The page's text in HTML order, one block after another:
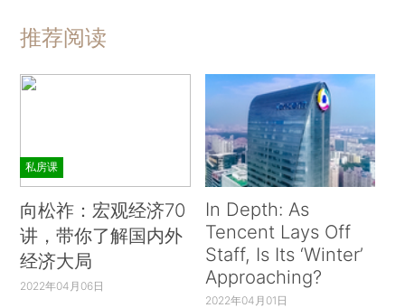
推荐阅读
私房课
向松祚：宏观经济70
讲，带你了解国内外
经济大局
2022年04月06日
In Depth: As
Tencent Lays Off
Staff, Is Its ‘Winter’
Approaching?
2022年04月01日